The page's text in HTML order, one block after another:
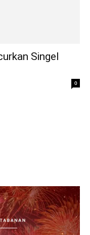
Singel
0